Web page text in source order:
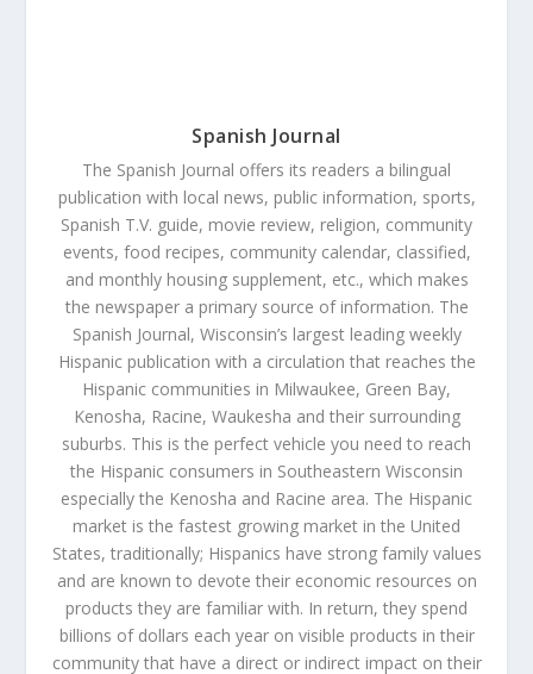
Spanish Journal
The Spanish Journal offers its readers a bilingual
publication with local news, public information, sports,
Spanish T.V. guide, movie review, religion, community
events, food recipes, community calendar, classified,
and monthly housing supplement, etc., which makes
the newspaper a primary source of information. The
Spanish Journal, Wisconsin’s largest leading weekly
Hispanic publication with a circulation that reaches the
Hispanic communities in Milwaukee, Green Bay,
Kenosha, Racine, Waukesha and their surrounding
suburbs. This is the perfect vehicle you need to reach
the Hispanic consumers in Southeastern Wisconsin
especially the Kenosha and Racine area. The Hispanic
market is the fastest growing market in the United
States, traditionally; Hispanics have strong family values
and are known to devote their economic resources on
products they are familiar with. In return, they spend
billions of dollars each year on visible products in their
community that have a direct or indirect impact on their